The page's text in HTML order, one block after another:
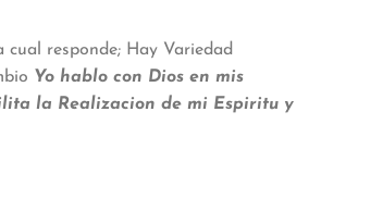
cual responde; Hay Variedad
Yo hablo con Dios en mis
la Realizacion de mi Espiritu y